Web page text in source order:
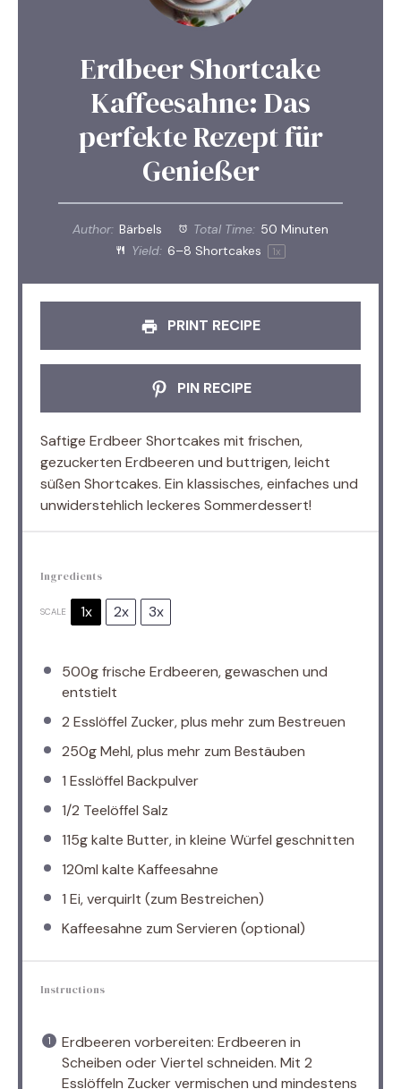
Erdbeer Shortcake
Kaffeesahne: Das
perfekte Rezept für
Genießer
Author: Bärbels Total Time: 50 Minuten
Yield: 6–8 Shortcakes 1x
PRINT RECIPE
PIN RECIPE
Saftige Erdbeer Shortcakes mit frischen,
gezuckerten Erdbeeren und buttrigen, leicht
süßen Shortcakes. Ein klassisches, einfaches und
unwiderstehlich leckeres Sommerdessert!
Ingredients
SCALE 1x 2x 3x
500gfrische Erdbeeren, gewaschen und
entstielt
2 Esslöffel Zucker, plus mehr zum Bestreuen
250gMehl, plus mehr zum Bestäuben
1 Esslöffel Backpulver
1/2 Teelöffel Salz
115gkalte Butter, in kleine Würfel geschnitten
120ml kalte Kaffeesahne
1 Ei, verquirlt (zum Bestreichen)
Kaffeesahne zum Servieren (optional)
Instructions
Erdbeeren vorbereiten: Erdbeeren in
Scheiben oder Viertel schneiden. Mit 2
Esslöffeln Zucker vermischen und mindestens